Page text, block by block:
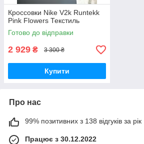
Кроссовки Nike V2k Runtekk
Pink Flowers Текстиль
Готово до відправки
2 929 ₴ 3 300 ₴
Купити
Про нас
99% позитивних з 138 відгуків за рік
Працює з 30.12.2022